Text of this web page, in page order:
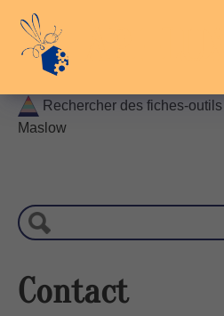
content
Rechercher des fiches-
Maslow
c
h
r
c
Contact